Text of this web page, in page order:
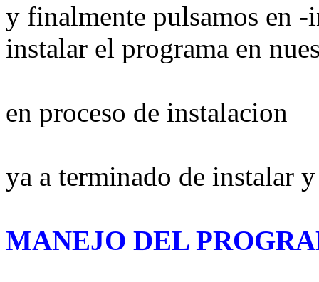
y finalmente pulsamos en
instalar el programa en
en proceso de instalacion
ya a terminado de instalar
MANEJO DEL